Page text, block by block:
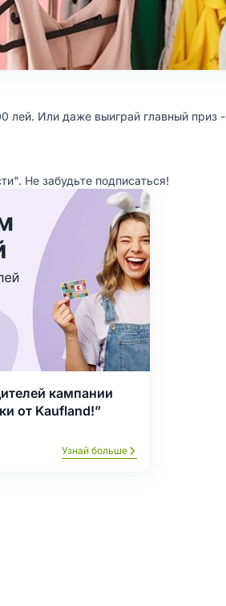
лей. Или даже выиграй главный приз -
Не забудьте подписаться!
кампании
от Kaufland!”
Узнай больше